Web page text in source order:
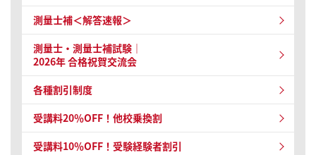
測量士補＜解答速報＞
測量士・測量士補試験｜
2026年 合格祝賀交流会
各種割引制度
受講料20％OFF！他校乗換割
受講料10％OFF！受験経験者割引